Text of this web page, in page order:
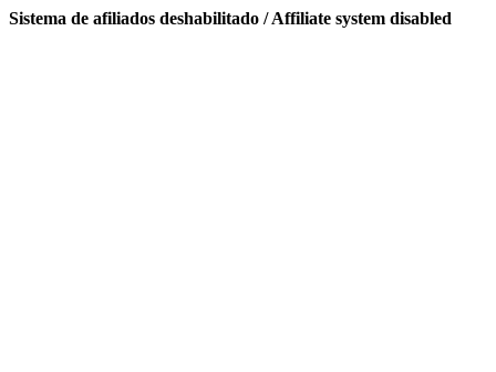
Sistema de afiliados deshabilitado / Affiliate system disabled